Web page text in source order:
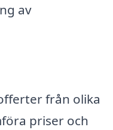
av
från olika
priser och